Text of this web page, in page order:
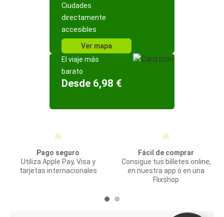
Ciudades
directamente
accesibles
Ver mapa
El viaje más
barato
Desde 6,98 €
Pago seguro
Utiliza Apple Pay, Visa y
tarjetas internacionales
Fácil de comprar
Consigue tus billetes online,
en nuestra app o en una
Flixshop